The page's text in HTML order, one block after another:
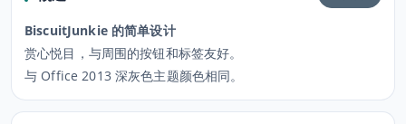
BiscuitJunkie 的简单设计
赏心悦目，与周围的按钮和标签友好。
与 Office 2013 深灰色主题颜色相同。